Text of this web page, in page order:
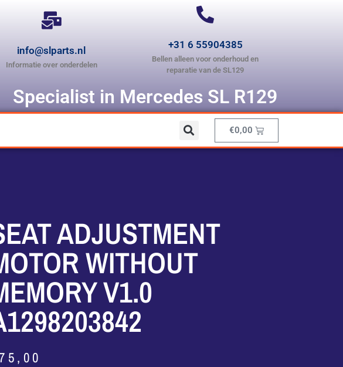
info@slparts.nl
Informatie over onderdelen
+31 6 55904385
Bellen alleen voor onderhoud en
reparatie van de SL129
Specialist in Mercedes SL R129
€0,00
ADJUSTMENT
WITHOUT
V1.0